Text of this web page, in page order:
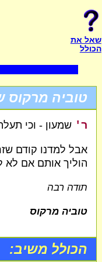
שאל את
הכולל
טוביה מרקוס
ר' שמעון - וכי
אבל למדנו קודם
הוליך אותם אם לא
תודה רבה
טוביה מרקוס
הכולל משיב: